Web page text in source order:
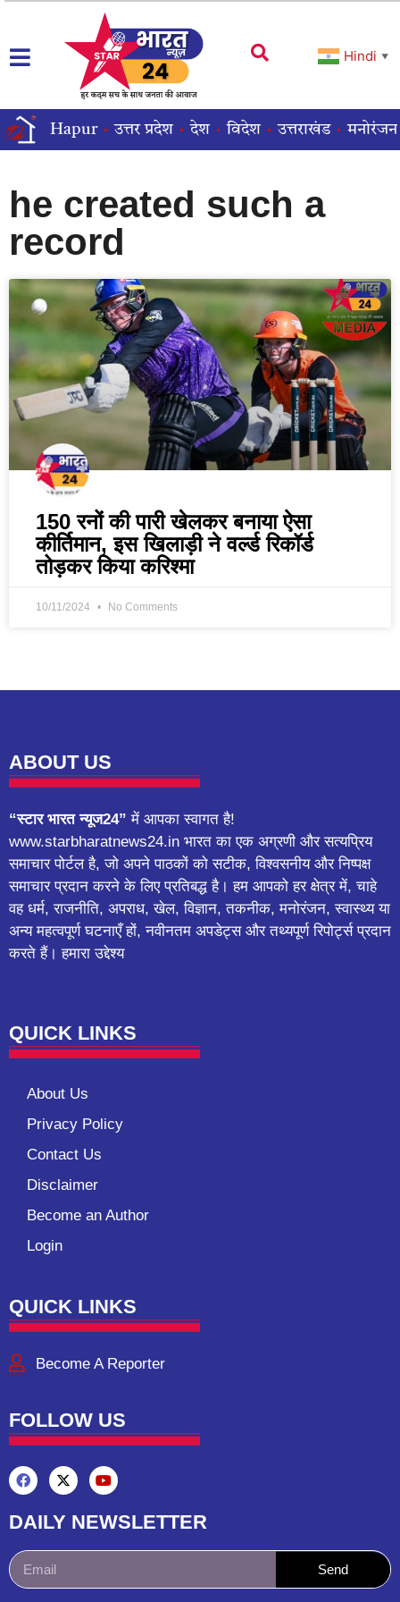
Hindi ▼
Hapur उत्तर प्रदेश देश विदेश उत्तराखंड मनोरंजन
he created such a
record
150 रनों की पारी खेलकर बनाया ऐसा
कीर्तिमान, इस खिलाड़ी ने वर्ल्ड रिकॉर्ड
तोड़कर किया करिश्मा
10/11/2024 No Comments
ABOUT US
“स्टार भारत न्यूज24” में आपका स्वागत है!
www.starbharatnews24.in भारत का एक अग्रणी और सत्यप्रिय
समाचार पोर्टल है, जो अपने पाठकों को सटीक, विश्वसनीय और निष्पक्ष
समाचार प्रदान करने के लिए प्रतिबद्ध है। हम आपको हर क्षेत्र में, चाहे
वह धर्म, राजनीति, अपराध, खेल, विज्ञान, तकनीक, मनोरंजन, स्वास्थ्य या
अन्य महत्वपूर्ण घटनाएँ हों, नवीनतम अपडेट्स और तथ्यपूर्ण रिपोर्ट्स प्रदान
करते हैं। हमारा उद्देश्य
QUICK LINKS
About Us
Privacy Policy
Contact Us
Disclaimer
Become an Author
Login
QUICK LINKS
Become A Reporter
FOLLOW US
DAILY NEWSLETTER
Send